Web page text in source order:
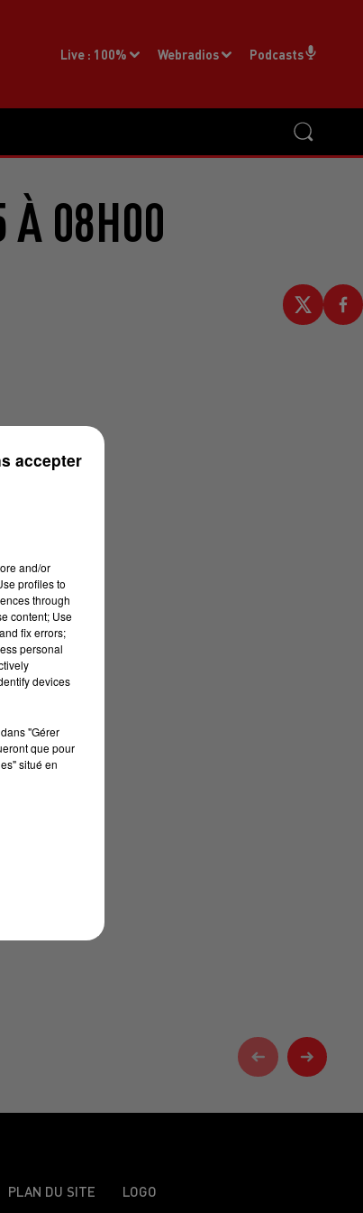
Live : 100% Webradios Podcasts
À 08H00
PLAN DU SITE LOGO
and/or
profiles to
through
content; Use
fix errors;
personal
devices
"Gérer
que pour
situé en
accepter